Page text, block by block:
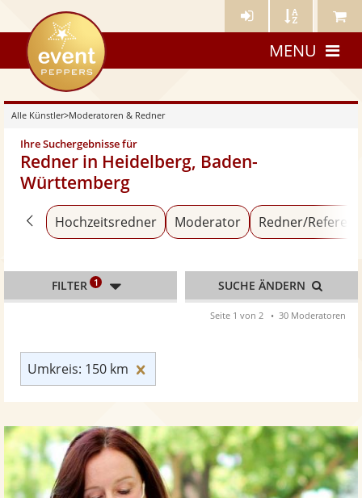
Künstler- Künstler Meine
eventpeppers
MENU
Alle Künstler>Moderatoren & Redner
Ihre Suchergebnisse für
Redner in Heidelberg, Baden-
Württemberg
Zurück zu «Alle Künstler»
Hochzeitsredner Moderator Redner/Referent
Umkreis: 150 km
FILTER 1 SUCHE ÄNDERN
Seite 1 von 2 30 Moderatoren